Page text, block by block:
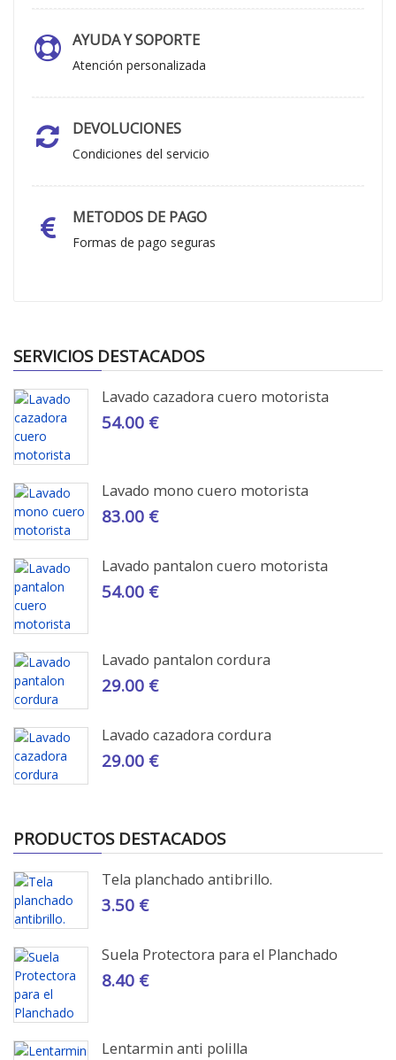
AYUDA Y SOPORTE
Atención personalizada
DEVOLUCIONES
Condiciones del servicio
METODOS DE PAGO
Formas de pago seguras
SERVICIOS DESTACADOS
Lavado cazadora cuero motorista
54.00 €
Lavado mono cuero motorista
83.00 €
Lavado pantalon cuero motorista
54.00 €
Lavado pantalon cordura
29.00 €
Lavado cazadora cordura
29.00 €
PRODUCTOS DESTACADOS
Tela planchado antibrillo.
3.50 €
Suela Protectora para el Planchado
8.40 €
Lentarmin anti polilla